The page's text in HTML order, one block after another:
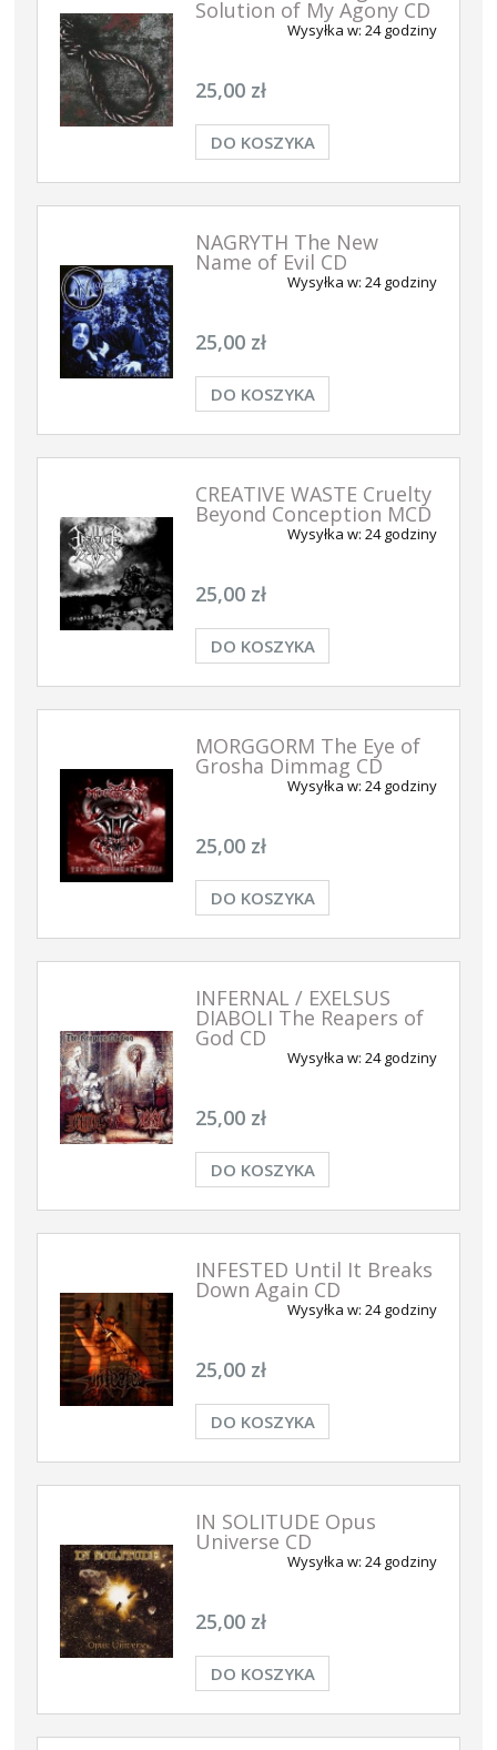
Solution of My Agony CD
Wysyłka w: 24 godziny
25,00 zł
DO KOSZYKA
NAGRYTH The New
Name of Evil CD
Wysyłka w: 24 godziny
25,00 zł
DO KOSZYKA
CREATIVE WASTE Cruelty
Beyond Conception MCD
Wysyłka w: 24 godziny
25,00 zł
DO KOSZYKA
MORGGORM The Eye of
Grosha Dimmag CD
Wysyłka w: 24 godziny
25,00 zł
DO KOSZYKA
INFERNAL / EXELSUS
DIABOLI The Reapers of
God CD
Wysyłka w: 24 godziny
25,00 zł
DO KOSZYKA
INFESTED Until It Breaks
Down Again CD
Wysyłka w: 24 godziny
25,00 zł
DO KOSZYKA
IN SOLITUDE Opus
Universe CD
Wysyłka w: 24 godziny
25,00 zł
DO KOSZYKA